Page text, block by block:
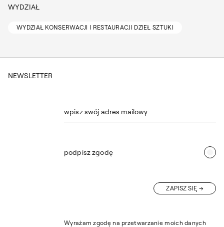
WYDZIAŁ
WYDZIAŁ KONSERWACJI I RESTAURACJI DZIEŁ SZTUKI
NEWSLETTER
wpisz swój adres mailowy
podpisz zgodę
ZAPISZ SIĘ
Wyrażam zgodę na przetwarzanie moich danych